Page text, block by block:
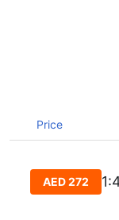
Price
AED 272